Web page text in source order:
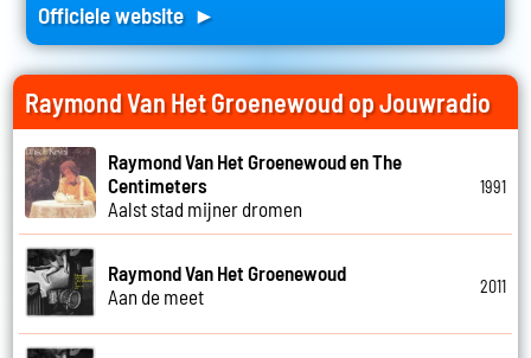
Officiele website ►
Raymond Van Het Groenewoud op Jouwradio
Raymond Van Het Groenewoud en The
Centimeters
Aalst stad mijner dromen
1991
Raymond Van Het Groenewoud
Aan de meet
2011